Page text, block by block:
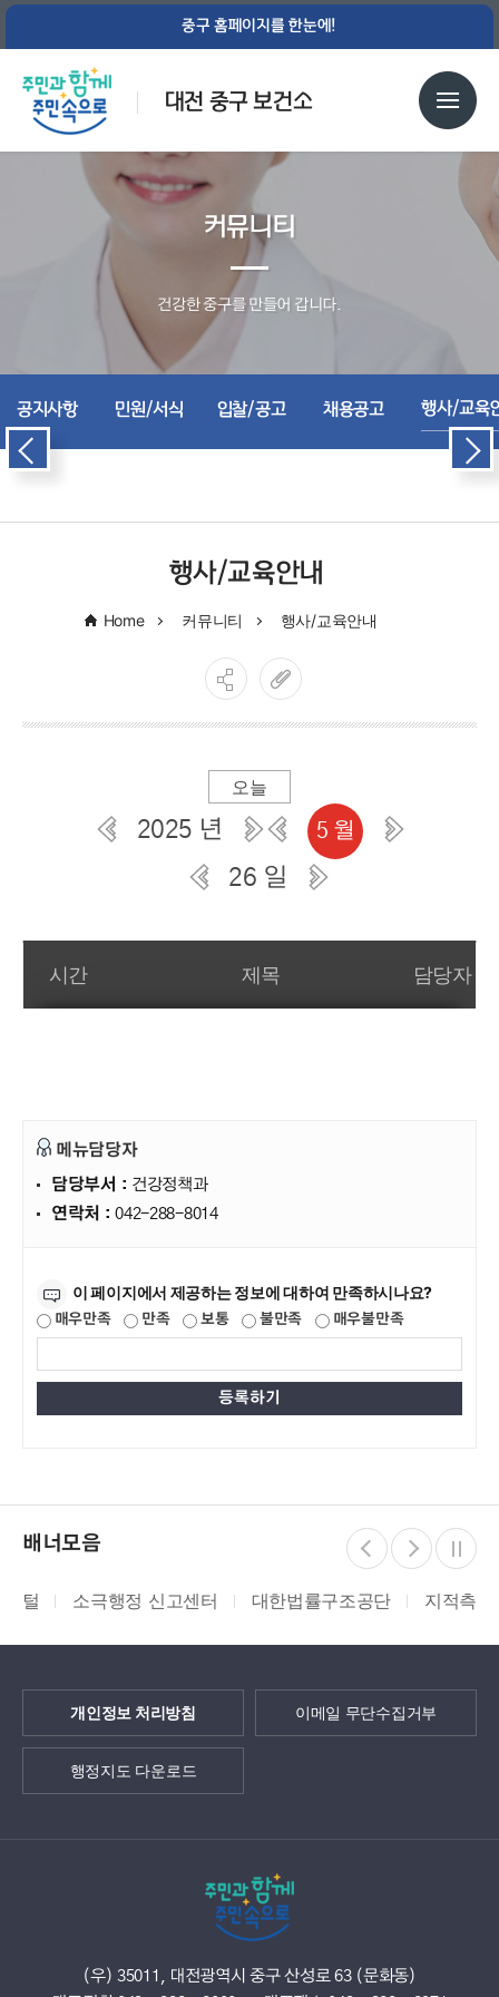
중구 홈페이지를 한눈에!
대전 중구 보건소
커뮤니티
건강한 중구를 만들어 갑니다.
공지사항 민원/서식 입찰/공고 채용공고 행사/교육
행사/교육안내
Home 커뮤니티 행사/교육안내
오늘
2025 년 5 월
26 일
일간 부서일정관리
시간 제목 담당자
메뉴담당자
담당부서 : 건강정책과
연락처 :042-288-8014
이 페이지에서 제공하는 정보에 대하여 만족하시나요?
매우만족 만족 보통 불만족 매우불만족
배너모음
소극행정 신고센터 대한법률구조공단 지적측량바로
개인정보 처리방침 이메일 무단수집거부
행정지도 다운로드
(우) 35011, 대전광역시 중구 산성로 63 (문화동)